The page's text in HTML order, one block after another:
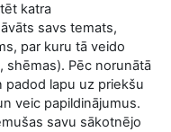
katra
savs temats,
par kuru tā veido
shēmas). Pēc norunātā
padod lapu uz priekšu
veic papildinājumus.
savu sākotnējo